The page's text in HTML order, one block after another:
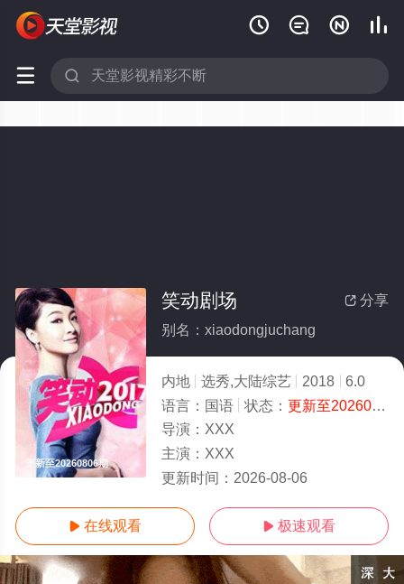
   
 
更新至20260806期
 分享
笑动剧场
别名：xiaodongjuchang
内地 选秀,大陆综艺 2018
6.0
语言： 国语 状态： 更新至20260806期
导演： XXX
主演： XXX
更新时间： 2026-08-06
 在线观看  极速观看